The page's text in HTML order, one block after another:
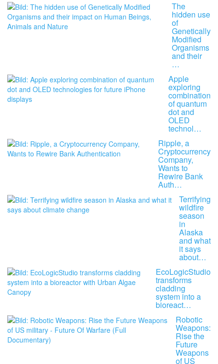
The
hidden use
of
Genetically
Modified
Organisms
and their
…
Apple
exploring
combination
of quantum
dot and
OLED
technol…
Ripple, a
Cryptocurrency
Company,
Wants to
Rewire Bank
Auth…
Terrifying
wildfire
season
in
Alaska
and what
it says
about…
EcoLogicStudio
transforms
cladding
system into a
bioreact…
Robotic
Weapons:
Rise the
Future
Weapons
of US